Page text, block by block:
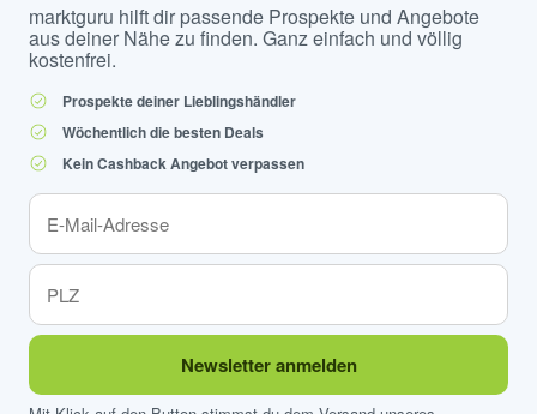
marktguru hilft dir passende Prospekte und Angebote
aus deiner Nähe zu finden. Ganz einfach und völlig
kostenfrei.
Prospekte deiner Lieblingshändler
Wöchentlich die besten Deals
Kein Cashback Angebot verpassen
Newsletter anmelden